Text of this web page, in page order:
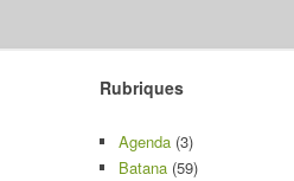
Rubriques
Agenda (3)
Batana (59)